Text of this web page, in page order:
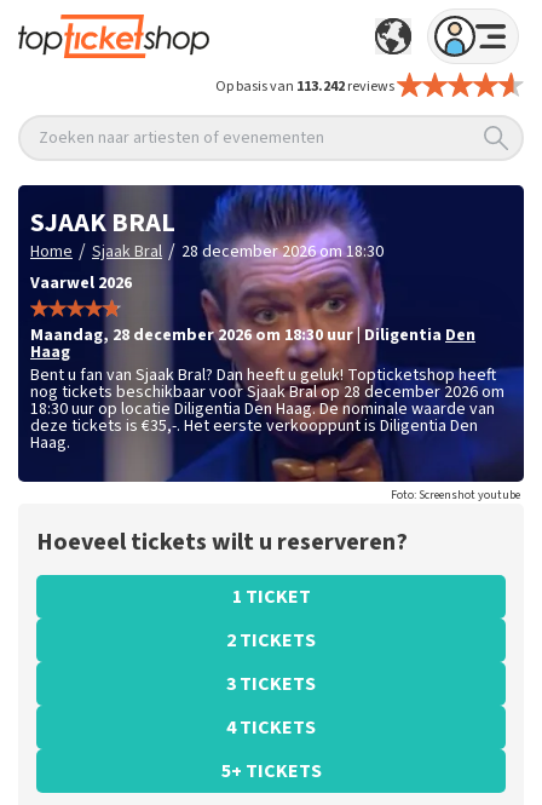
Op basis van 113.242reviews
Zoeken naar artiesten of evenementen
SJAAK BRAL
Home / Sjaak Bral / 28 december 2026 om 18:30
Vaarwel 2026
maandag, 28 december 2026 om 18:30 uur|Diligentia Den
Haag
Bent u fan van Sjaak Bral? Dan heeft u geluk! Topticketshop heeft
nog tickets beschikbaar voor Sjaak Bral op 28 december 2026 om
18:30 uur op locatie Diligentia Den Haag. De nominale waarde van
deze tickets is €35,-. Het eerste verkooppunt is Diligentia Den
Haag.
Foto: Screenshot youtube
Hoeveel tickets wilt u reserveren?
1 TICKET
2 TICKETS
3 TICKETS
4 TICKETS
5+ TICKETS